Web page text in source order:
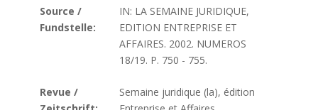
Source /
Fundstelle:
IN: LA SEMAINE JURIDIQUE,
EDITION ENTREPRISE ET
AFFAIRES. 2002. NUMEROS
18/19. P. 750 - 755.
Revue /
Semaine juridique (la), édition